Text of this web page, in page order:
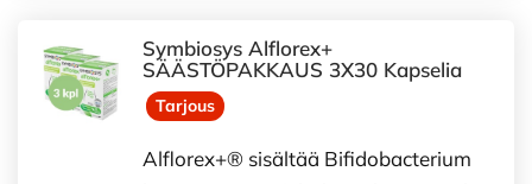
Symbiosys Alflorex+
SÄÄSTÖPAKKAUS 3X30 Kapselia
Tarjous
Alflorex+® sisältää Bifidobacterium